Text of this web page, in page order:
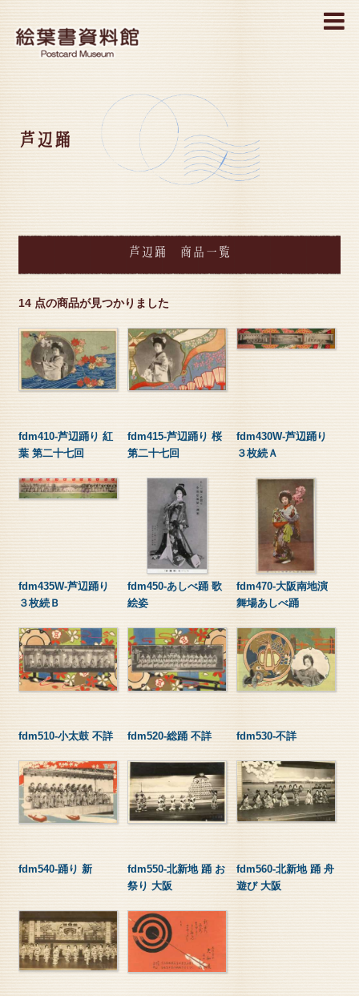
MENU
芦辺踊
芦辺踊 商品一覧
14 点の商品が見つかりました
fdm410-芦辺踊り 紅
葉 第二十七回
fdm415-芦辺踊り 桜
第二十七回
fdm430W-芦辺踊り
３枚続Ａ
fdm435W-芦辺踊り
３枚続Ｂ
fdm450-あしべ踊 歌
絵姿
fdm470-大阪南地演
舞場あしべ踊
fdm510-小太鼓 不詳 fdm520-総踊 不詳 fdm530-不詳
fdm540-踊り 新
fdm550-北新地 踊 お
祭り 大阪
fdm560-北新地 踊 舟
遊び 大阪